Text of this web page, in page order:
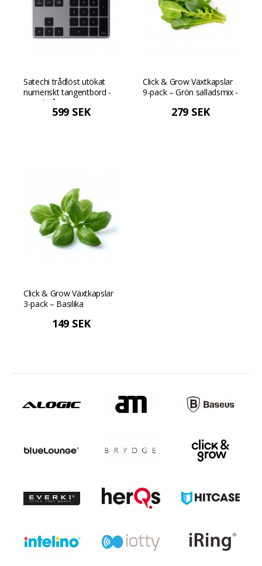
Satechi trådlöst utökat
numeriskt tangentbord -
Rymdgrå
599 SEK
Click & Grow Växtkapslar
9-pack – Grön salladsmix -
279 SEK
Click & Grow Växtkapslar
3-pack – Basilika
149 SEK